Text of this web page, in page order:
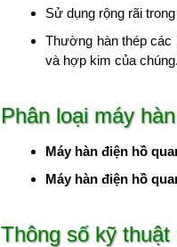
Sử dụng rộng rãi
Thường hàn thép các
và hợp kim của chúng.
Phân loại máy
Máy hàn điện hồ
Máy hàn điện hồ
Thông số kỹ